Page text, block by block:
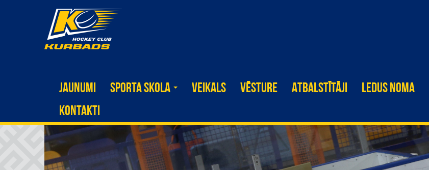
JAUNUMI SPORTA SKOLA VEIKALS VĒSTURE ATBALSTĪTĀJI LEDUS NOMA
KONTAKTI